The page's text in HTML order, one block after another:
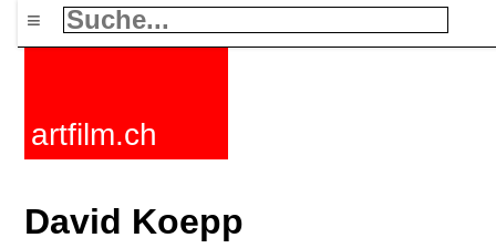
≡
artfilm.ch
David Koepp